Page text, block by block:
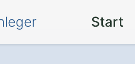
Start